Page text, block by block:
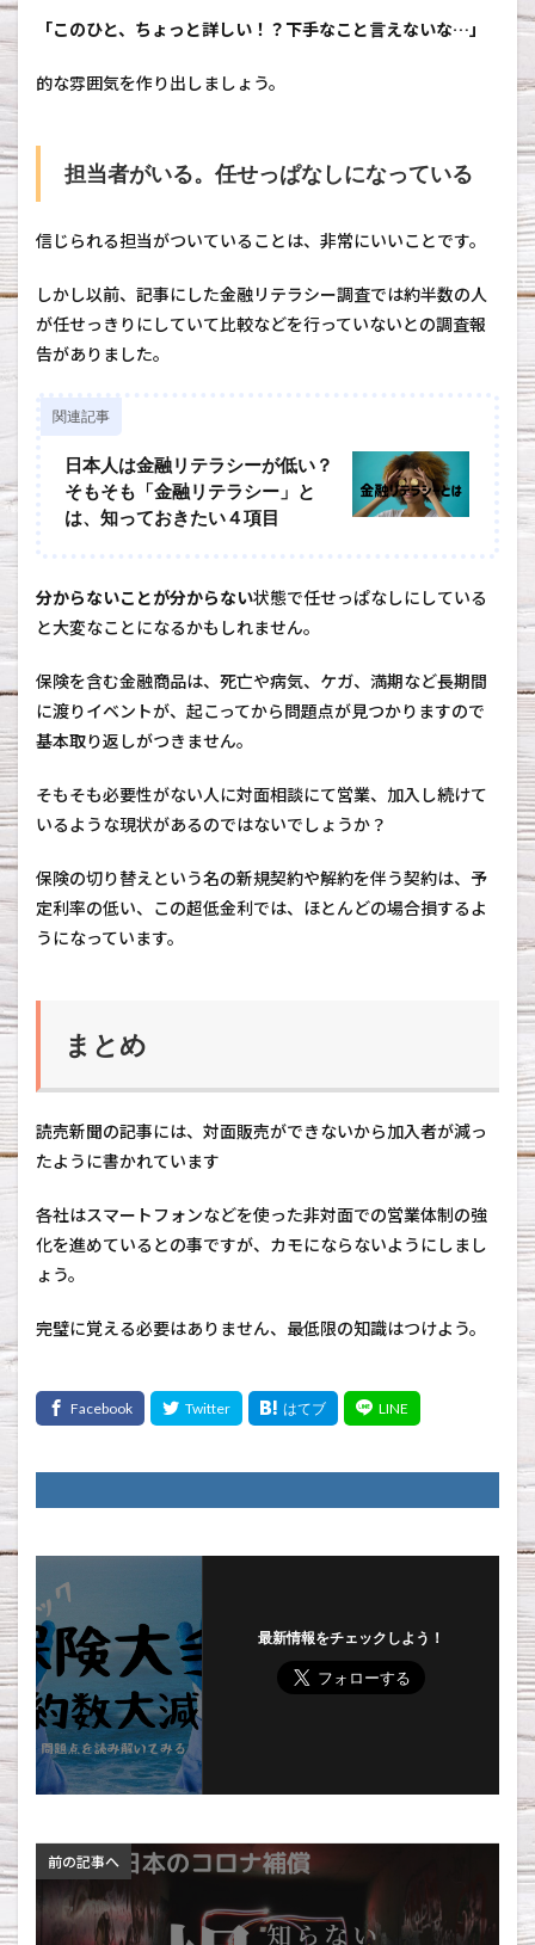
「このひと、ちょっと詳しい！？下手なこと言えないな…」
的な雰囲気を作り出しましょう。
担当者がいる。任せっぱなしになっている
信じられる担当がついていることは、非常にいいことです。
しかし以前、記事にした金融リテラシー調査では約半数の人
が任せっきりにしていて比較などを行っていないとの調査報
告がありました。
関連記事
日本人は金融リテラシーが低い？
そもそも「金融リテラシー」と
は、知っておきたい４項目
分からないことが分からない状態で任せっぱなしにしている
と大変なことになるかもしれません。
保険を含む金融商品は、死亡や病気、ケガ、満期など長期間
に渡りイベントが、起こってから問題点が見つかりますので
基本取り返しがつきません。
そもそも必要性がない人に対面相談にて営業、加入し続けて
いるような現状があるのではないでしょうか？
保険の切り替えという名の新規契約や解約を伴う契約は、予
定利率の低い、この超低金利では、ほとんどの場合損するよ
うになっています。
まとめ
読売新聞の記事には、対面販売ができないから加入者が減っ
たように書かれています
各社はスマートフォンなどを使った非対面での営業体制の強
化を進めているとの事ですが、カモにならないようにしまし
ょう。
完璧に覚える必要はありません、最低限の知識はつけよう。
最新情報をチェックしよう！
前の記事へ